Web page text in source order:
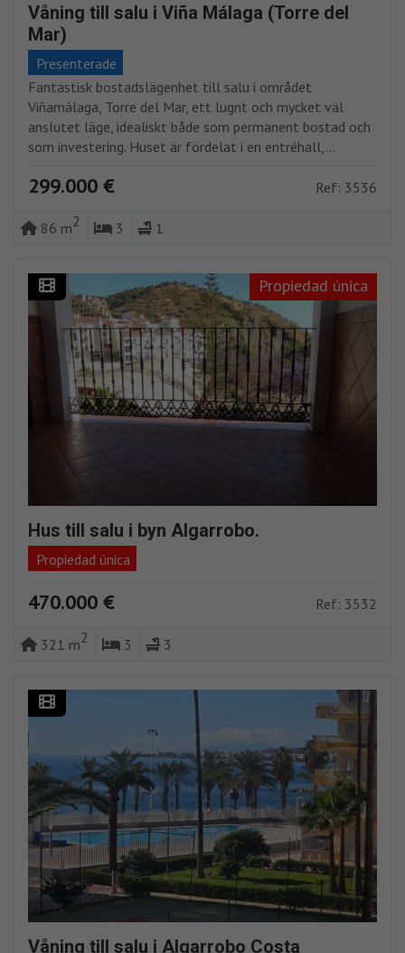
Våning till salu i Viña Málaga (Torre del
Mar)
Presenterade
Fantastisk bostadslägenhet till salu i området
Viñamálaga, Torre del Mar, ett lugnt och mycket väl
anslutet läge, idealiskt både som permanent bostad och
som investering. Huset är fördelat i en entréhall,...
299.000 € Ref: 3536
86 m2 3 1
Propiedad única
Hus till salu i byn Algarrobo.
Propiedad única
470.000 € Ref: 3532
321 m2 3 3
Våning till salu i Algarrobo Costa